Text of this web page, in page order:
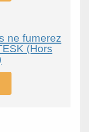
ne fumerez
(Hors